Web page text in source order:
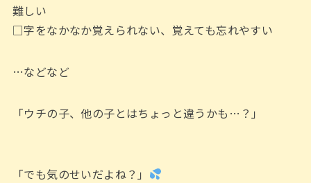
難しい
□字をなかなか覚えられない、覚えても忘れやすい
…などなど
「ウチの子、他の子とはちょっと違うかも…？」
「でも気のせいだよね？」